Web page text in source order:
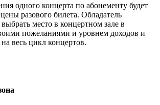
одного концерта по абонементу будет
разового билета. Обладатель
место в концертном зале в
пожеланиями и уровнем доходов и
весь цикл концертов.